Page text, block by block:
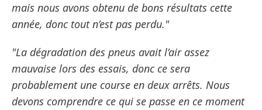
mais nous avons obtenu de bons résultats cette
année, donc tout n’est pas perdu."
"La dégradation des pneus avait l’air assez
mauvaise lors des essais, donc ce sera
probablement une course en deux arrêts. Nous
devons comprendre ce qui se passe en ce moment